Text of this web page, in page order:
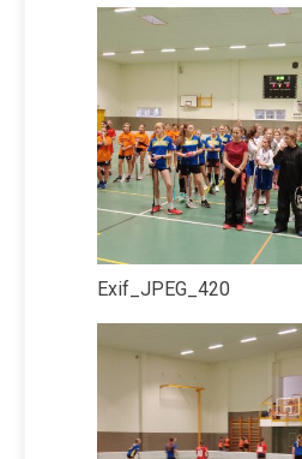
Exif_JPEG_420